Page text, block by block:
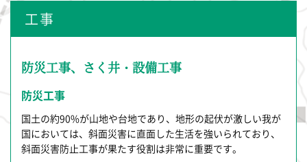
工事
防災工事、さく井・設備工事
防災工事
国土の約90%が山地や台地であり、地形の起伏が激しい我が
国においては、斜面災害に直面した生活を強いられており、
斜面災害防止工事が果たす役割は非常に重要です。